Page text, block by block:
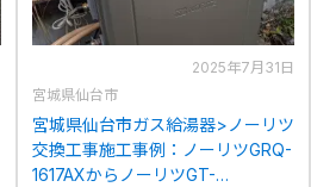
2025年7月31日
宮城県仙台市
宮城県仙台市ガス給湯器>ノーリツ
交換工事施工事例：ノーリツGRQ-
1617AXからノーリツGT-